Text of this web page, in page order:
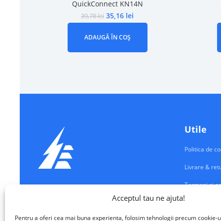
Acceptul tau ne ajuta!
Pentru a oferi cea mai buna experienta, folosim tehnologii precum cookie-
QuickConnect KN14N
39,78lei 35,16 lei
ADAUGĂ ÎN COȘ
Echipamente Electrice
Utile
Politica de
Livrare &
Termeni si
Contul meu